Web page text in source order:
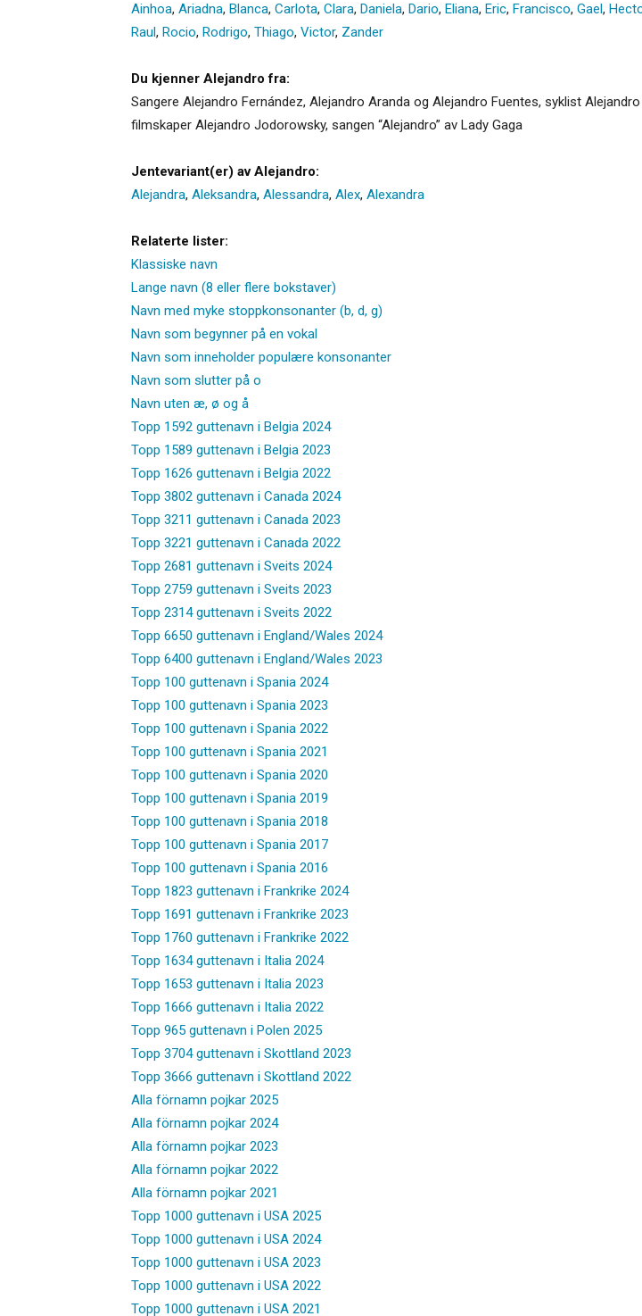
Ainhoa, Ariadna, Blanca, Carlota, Clara, Daniela, Dario, Eliana, Eric, Francisco, Gael,
Raul, Rocio, Rodrigo, Thiago, Victor, Zander
Du kjenner Alejandro fra:
Sangere Alejandro Fernández, Alejandro Aranda og Alejandro Fuentes, syklist
filmskaper Alejandro Jodorowsky, sangen “Alejandro” av Lady Gaga
Jentevariant(er) av Alejandro:
Alejandra, Aleksandra, Alessandra, Alex, Alexandra
Relaterte lister:
Klassiske navn
Lange navn (8 eller flere bokstaver)
Navn med myke stoppkonsonanter (b, d, g)
Navn som begynner på en vokal
Navn som inneholder populære konsonanter
Navn som slutter på o
Navn uten æ, ø og å
Topp 1592 guttenavn i Belgia 2024
Topp 1589 guttenavn i Belgia 2023
Topp 1626 guttenavn i Belgia 2022
Topp 3802 guttenavn i Canada 2024
Topp 3211 guttenavn i Canada 2023
Topp 3221 guttenavn i Canada 2022
Topp 2681 guttenavn i Sveits 2024
Topp 2759 guttenavn i Sveits 2023
Topp 2314 guttenavn i Sveits 2022
Topp 6650 guttenavn i England/Wales 2024
Topp 6400 guttenavn i England/Wales 2023
Topp 100 guttenavn i Spania 2024
Topp 100 guttenavn i Spania 2023
Topp 100 guttenavn i Spania 2022
Topp 100 guttenavn i Spania 2021
Topp 100 guttenavn i Spania 2020
Topp 100 guttenavn i Spania 2019
Topp 100 guttenavn i Spania 2018
Topp 100 guttenavn i Spania 2017
Topp 100 guttenavn i Spania 2016
Topp 1823 guttenavn i Frankrike 2024
Topp 1691 guttenavn i Frankrike 2023
Topp 1760 guttenavn i Frankrike 2022
Topp 1634 guttenavn i Italia 2024
Topp 1653 guttenavn i Italia 2023
Topp 1666 guttenavn i Italia 2022
Topp 965 guttenavn i Polen 2025
Topp 3704 guttenavn i Skottland 2023
Topp 3666 guttenavn i Skottland 2022
Alla förnamn pojkar 2025
Alla förnamn pojkar 2024
Alla förnamn pojkar 2023
Alla förnamn pojkar 2022
Alla förnamn pojkar 2021
Topp 1000 guttenavn i USA 2025
Topp 1000 guttenavn i USA 2024
Topp 1000 guttenavn i USA 2023
Topp 1000 guttenavn i USA 2022
Topp 1000 guttenavn i USA 2021